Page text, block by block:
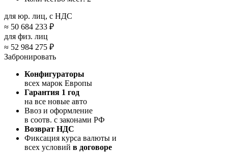
для юр. лиц, с НДС
≈ 50 684 233 ₽
для физ. лиц
≈ 52 984 275 ₽
Забронировать
Конфигураторы
всех марок Европы
Гарантия 1 год
на все новые авто
Ввоз и оформление
в соотв. с законами РФ
Возврат НДС
Фиксация курса валюты и
всех условий в договоре